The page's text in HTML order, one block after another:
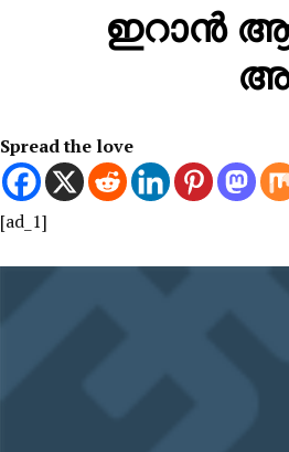
ഇറാൻ
Spread the love
[ad_1]